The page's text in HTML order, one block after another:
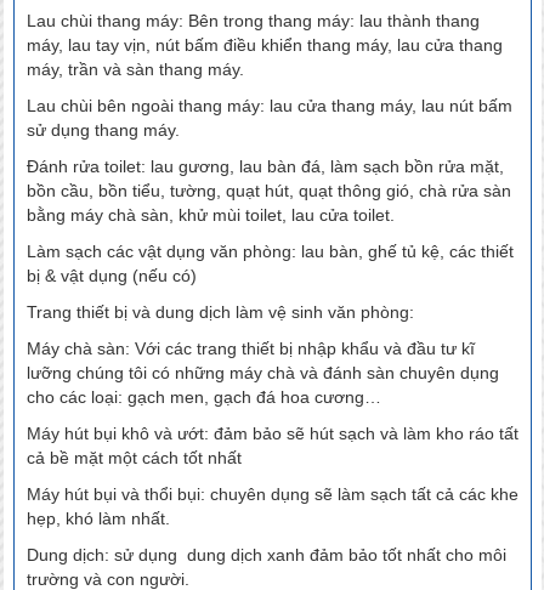
Lau chùi thang máy: Bên trong thang máy: lau thành thang
máy, lau tay vịn, nút bấm điều khiển thang máy, lau cửa thang
máy, trần và sàn thang máy.
Lau chùi bên ngoài thang máy: lau cửa thang máy, lau nút bấm
sử dụng thang máy.
Đánh rửa toilet: lau gương, lau bàn đá, làm sạch bồn rửa mặt,
bồn cầu, bồn tiểu, tường, quạt hút, quạt thông gió, chà rửa sàn
bằng máy chà sàn, khử mùi toilet, lau cửa toilet.
Làm sạch các vật dụng văn phòng: lau bàn, ghế tủ kệ, các thiết
bị & vật dụng (nếu có)
Trang thiết bị và dung dịch làm vệ sinh văn phòng:
Máy chà sàn: Với các trang thiết bị nhập khẩu và đầu tư kĩ
lưỡng chúng tôi có những máy chà và đánh sàn chuyên dụng
cho các loại: gạch men, gạch đá hoa cương…
Máy hút bụi khô và ướt: đảm bảo sẽ hút sạch và làm kho ráo tất
cả bề mặt một cách tốt nhất
Máy hút bụi và thổi bụi: chuyên dụng sẽ làm sạch tất cả các khe
hẹp, khó làm nhất.
Dung dịch: sử dụng dung dịch xanh đảm bảo tốt nhất cho môi
trường và con người.